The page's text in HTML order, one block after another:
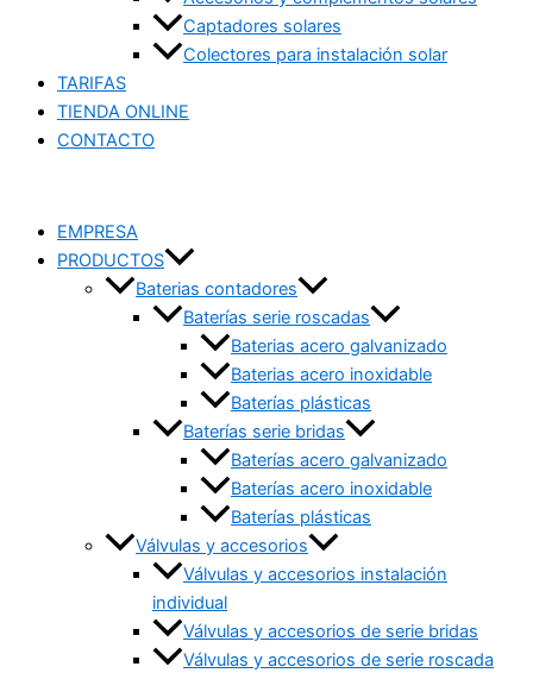
Captadores solares
Colectores para instalación solar
TARIFAS
TIENDA ONLINE
CONTACTO
EMPRESA
PRODUCTOS
Baterias contadores
Baterías serie roscadas
Baterias acero galvanizado
Baterias acero inoxidable
Baterías plásticas
Baterías serie bridas
Baterías acero galvanizado
Baterías acero inoxidable
Baterías plásticas
Válvulas y accesorios
Válvulas y accesorios instalación
individual
Válvulas y accesorios de serie bridas
Válvulas y accesorios de serie roscada